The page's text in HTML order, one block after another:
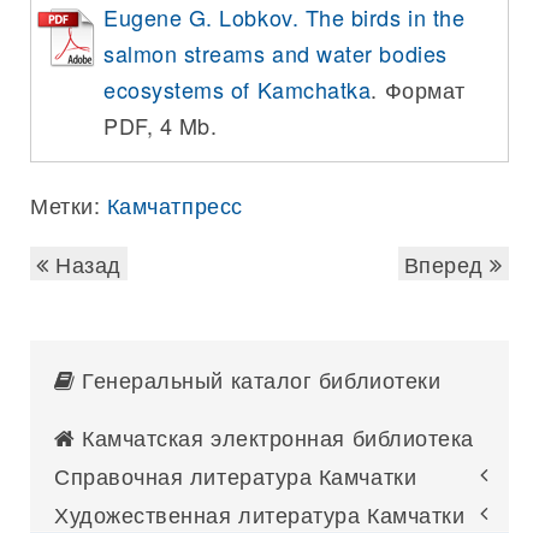
Eugene G. Lobkov. The birds in the
salmon streams and water bodies
ecosystems of Kamchatka. Формат
PDF, 4 Mb.
Метки: Камчатпресс
Назад
Вперед
Генеральный каталог библиотеки
Камчатская электронная библиотека
Справочная литература Камчатки
Художественная литература Камчатки